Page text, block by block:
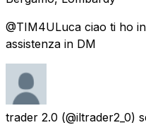
@TIM4ULuca ciao ti ho
assistenza in DM
trader 2.0 (@iltrader2_0)